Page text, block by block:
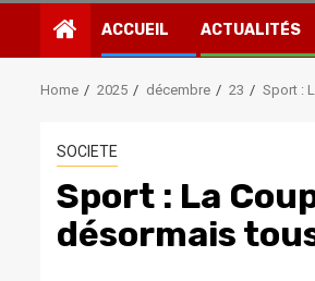
ACCUEIL ACTUALITÉS
Home 2025 décembre 23 Sport :
SOCIETE
Sport : La
désormais